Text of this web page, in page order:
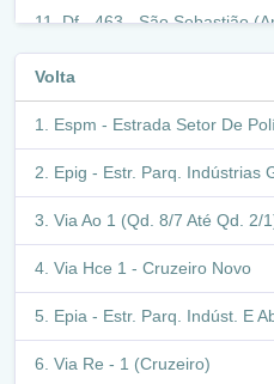
Df - 463 - São Sebastião
Epcv - Estr. Parq. Cabeça
Epdb - Estr. Parq. Dom
Via Lig. Ponte Costa E
Av. L2 Sul
Via S1 Leste
Via Lig. S1/N1 (Próximo A
Volta
Espm - Estrada Setor De
Epig - Estr. Parq. Indústrias
Via Ao 1 (Qd. 8/7 Até Qd. 2/
Via Hce 1 - Cruzeiro Novo
Epia - Estr. Parq. Indúst. E
Via Re - 1 (Cruzeiro)